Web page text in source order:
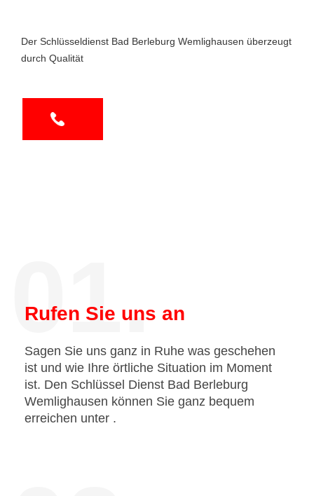
Der Schlüsseldienst Bad Berleburg Wemlighausen überzeugt
durch Qualität
01.
Rufen Sie uns an
Sagen Sie uns ganz in Ruhe was geschehen
ist und wie Ihre örtliche Situation im Moment
ist. Den Schlüssel Dienst Bad Berleburg
Wemlighausen können Sie ganz bequem
erreichen unter .